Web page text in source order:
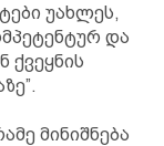
უახლეს,
და
ქვეყნის
მინიშნება